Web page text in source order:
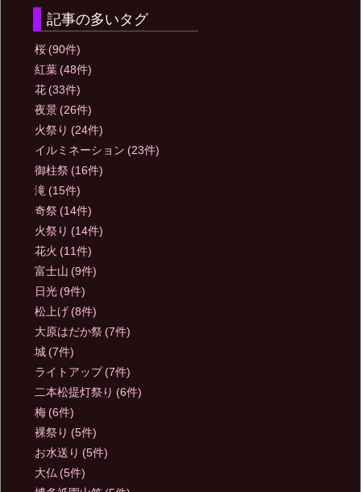
記事の多いタグ
桜 (90件)
紅葉 (48件)
花 (33件)
夜景 (26件)
火祭り (24件)
イルミネーション (23件)
御柱祭 (16件)
滝 (15件)
奇祭 (14件)
火祭り (14件)
花火 (11件)
富士山 (9件)
日光 (9件)
松上げ (8件)
大原はだか祭 (7件)
城 (7件)
ライトアップ (7件)
二本松提灯祭り (6件)
梅 (6件)
裸祭り (5件)
お水送り (5件)
大仏 (5件)